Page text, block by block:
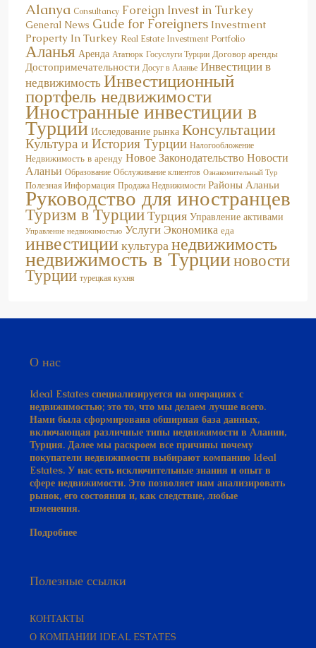
Alanya Consultancy Foreign Invest in Turkey
General News Gude for Foreigners Investment
Property In Turkey Real Estate Investment Portfolio
Аланья Аренда Ататюрк Госуслуги Турции Договор аренды
Достопримечательности Досуг в Аланье Инвестиции в
недвижимостьИнвестиционный
портфель недвижимости
Иностранные инвестиции в
Турции Исследование рынка Консультации
Культура и История Турции Налогообложение
Недвижимость в аренду Новое ЗаконодательствоНовости
Аланьи Образование Обслуживание клиентов Ознакомительный Тур
Полезная Информация Продажа Недвижимости Районы Аланьи
Руководство для иностранцев
Туризм в ТурцииТурция Управление активами
Управление недвижимостью Услуги Экономика еда
инвестициикультуранедвижимость
недвижимость в Турцииновости
Турции турецкая кухня
О нас
Ideal Estates специализируется на операциях с
недвижимостью; это то, что мы делаем лучше всего.
Нами была сформирована обширная база данных,
включающая различные типы недвижимости в Алании,
Турция. Далее мы раскроем все причины почему
покупатели недвижимости выбирают компанию Ideal
Estates. У нас есть исключительные знания и опыт в
сфере недвижимости. Это позволяет нам анализировать
рынок, его состояния и, как следствие, любые
изменения.
Подробнее
Полезные ссылки
КОНТАКТЫ
О КОМПАНИИ IDEAL ESTATES